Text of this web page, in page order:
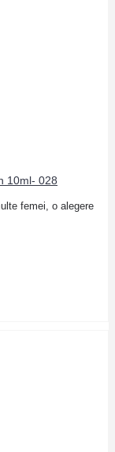
10ml- 028
femei, o alegere